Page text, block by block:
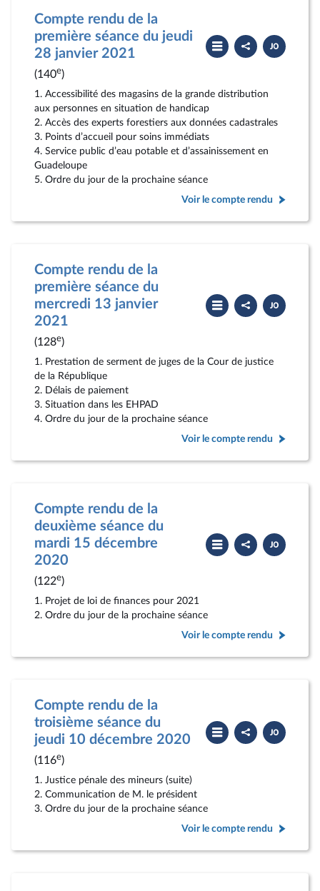
Compte rendu de la
première séance du jeudi
28 janvier 2021
(140e)
Partager
le
compte
Télécharger
le
PDF
1. Accessibilité des magasins de la grande distribution
aux personnes en situation de handicap
2. Accès des experts forestiers aux données cadastrales
3. Points d’accueil pour soins immédiats
4. Service public d’eau potable et d’assainissement en
Guadeloupe
5. Ordre du jour de la prochaine séance
Voir le compte rendu
Compte rendu de la
première séance du
mercredi 13 janvier
2021
(128e)
Partager
le
compte
Télécharger
le
PDF
1. Prestation de serment de juges de la Cour de justice
de la République
2. Délais de paiement
3. Situation dans les EHPAD
4. Ordre du jour de la prochaine séance
Voir le compte rendu
Compte rendu de la
deuxième séance du
mardi 15 décembre
2020
(122e)
Partager
le
compte
Télécharger
le
PDF
1. Projet de loi de finances pour 2021
2. Ordre du jour de la prochaine séance
Voir le compte rendu
Compte rendu de la
troisième séance du
jeudi 10 décembre 2020
(116e)
Partager
le
compte
Télécharger
le
PDF
1. Justice pénale des mineurs (suite)
2. Communication de M. le président
3. Ordre du jour de la prochaine séance
Voir le compte rendu